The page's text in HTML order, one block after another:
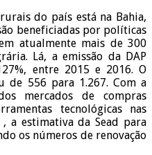
do país está na Bahia,
beneficiadas por políticas
atualmente mais de 300
Lá, a emissão da DAP
entre 2015 e 2016. O
de 556 para 1.267. Com a
mercados de compras
tecnológicas nas
, a estimativa da Sead para
os números de renovação